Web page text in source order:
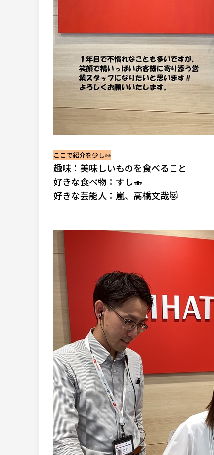
ここで紹介を少し👀
趣味：美味しいものを食べること
好きな食べ物：すし🍣
好きな芸能人：嵐、高橋文哉😻